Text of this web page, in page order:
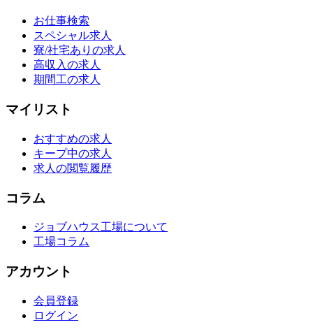
お仕事検索
スペシャル求人
寮/社宅ありの求人
高収入の求人
期間工の求人
マイリスト
おすすめの求人
キープ中の求人
求人の閲覧履歴
コラム
ジョブハウス工場について
工場コラム
アカウント
会員登録
ログイン